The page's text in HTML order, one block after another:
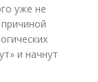
уже не
и начнут